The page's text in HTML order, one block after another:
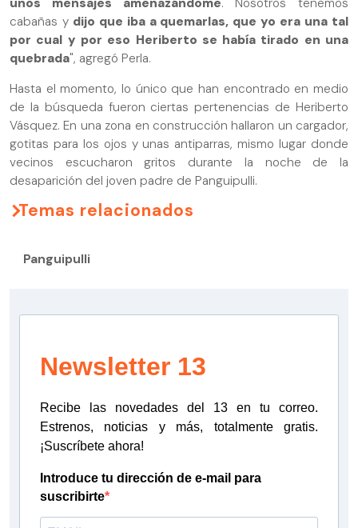
cabañas ydijo que iba a quemarlas, que yo era una tal
por cual y por eso Heriberto se había tirado en una
quebrada", agregó Perla.
Hasta el momento, lo único que han encontrado en medio
de la búsqueda fueron ciertas pertenencias de Heriberto
Vásquez. En una zona en construcción hallaron un cargador,
gotitas para los ojos y unas antiparras, mismo lugar donde
vecinos escucharon gritos durante la noche de la
desaparición del joven padre de Panguipulli.
Temas relacionados
Panguipulli
Newsletter 13
Recibe las novedades del 13 en tu correo.
Estrenos, noticias y más, totalmente gratis.
¡Suscríbete ahora!
Introduce tu dirección de e-mail para
suscribirte